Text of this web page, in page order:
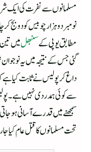
مسلمانوں سے نفرت کی ایک
نومبر دو ہزار چوبیس کو دو بج
مطابق یوپی کے سنبھلمیں
گئی جس کے نتیجہ میں یہ
داغ کر پولیس نے ثابت کیا
سے کوئی ہمدردی نہیں ہے۔
سمجھنے میں قدرے آسانی
تحت مسلمانوں کا قتل عام کیا